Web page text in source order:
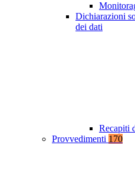
Dichiarazioni
dei dati
Recapiti
Provvedimenti 170